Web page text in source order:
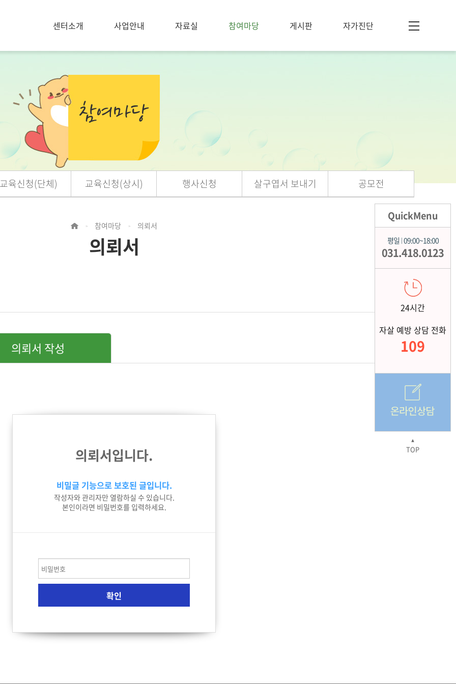
센터소개 사업안내 자료실 참여마당 게시판 자가진단
교육신청(단체) 교육신청(상시) 행사신청 살구엽서 보내기 공모전
> 참여마당 > 의뢰서
의뢰서
의뢰서 작성
의뢰서입니다.
비밀글 기능으로 보호된 글입니다.
작성자와 관리자만 열람하실 수 있습니다.
본인이라면 비밀번호를 입력하세요.
QuickMenu
평일 | 09:00~18:00
031.418.0123
24시간
자살 예방 상담 전화
109
▲
TOP